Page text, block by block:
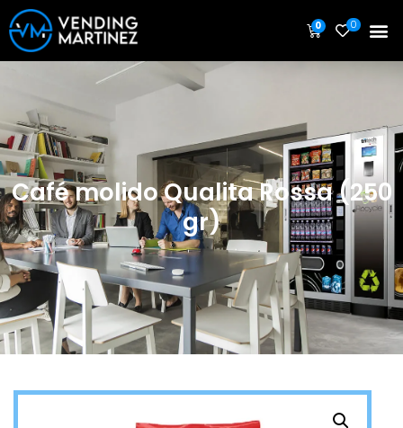
0 0
Café molido Qualita Rossa (250
gr)